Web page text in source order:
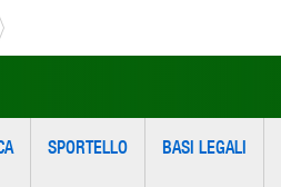
SPORTELLO BASI LEGALI